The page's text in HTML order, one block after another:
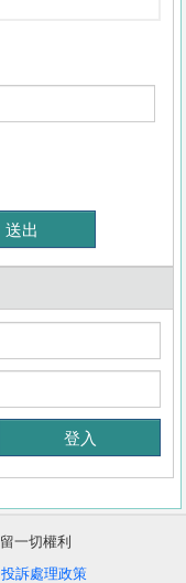
一切權利
投訴處理政策